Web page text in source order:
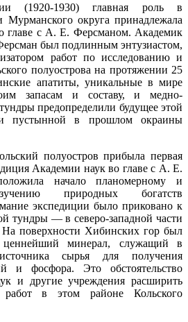
(1920-1930) главная роль в
Мурманского округа принадлежала
главе с А. Е. Ферсманом. Академик
был подлинным энтузиастом,
работ по исследованию и
полуострова на протяжении 25
апатиты, уникальные в мире
запасам и составу, и медно-
предопределили будущее этой
пустынной в прошлом окраины
полуостров прибыла первая
Академии наук во главе с А. Е.
начало планомерному и
природных богатств
экспедиции было приковано к
тундры — в северо-западной части
На поверхности Хибинских гор был
минерал, служащий в
сырья для получения
и фосфора. Это обстоятельство
и другие учреждения расширить
работ в этом районе Кольского